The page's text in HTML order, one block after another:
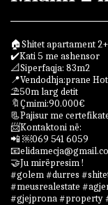
🏠Shitet apartament
✔️Kati 5 me ashensor
📐Siperfaqja: 83m2
📍Vendodhja:prane
⛱50m larg detit
🔖Çmimi:90.000€
📃Pajisur me
📨Kontaktoni në:
📲 ￼⁨069 541 6059⁩
🤝Ju mirëpresim !
#golem #durres
#meusrealestate
#gjejprona #property